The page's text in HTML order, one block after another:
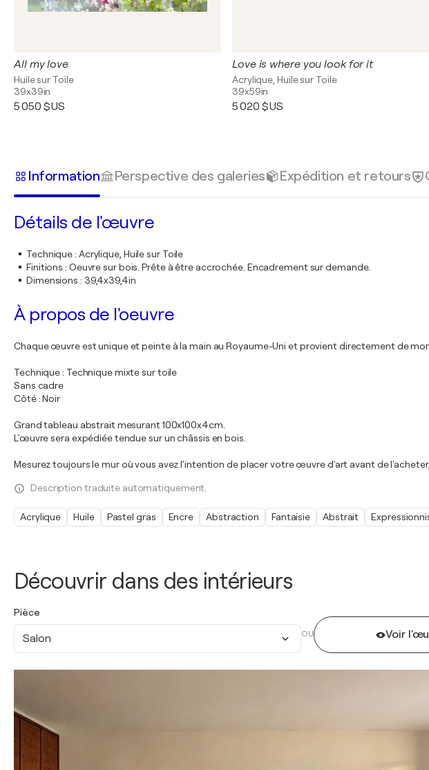
Découvrir dans des intérieurs
Pièce
Salon OU Voir
All my love
Huile sur Toile
39x39in
5 050 $US
Love is where you look for it
Acrylique, Huile sur Toile
39x59in
5 020 $US
Information Perspective des galeries Expédition et retours
Détails de l'œuvre
Technique: Acrylique, Huile sur Toile
Finitions : Oeuvre sur bois. Prête à être accrochée. Encadrement sur demande.
Dimensions : 39,4x39,4in
À propos de l'oeuvre
Chaque œuvre est unique et peinte à la main au Royaume-Uni et provient directement de
Technique : Technique mixte sur toile
Sans cadre
Côté : Noir
Grand tableau abstrait mesurant 100x100x4cm.
L'œuvre sera expédiée tendue sur un châssis en bois.
Mesurez toujours le mur où vous avez l'intention de placer votre œuvre d'art avant de
Description traduite automatiquement.
Acrylique Huile Pastel gras Encre Abstraction Fantaisie Abstrait